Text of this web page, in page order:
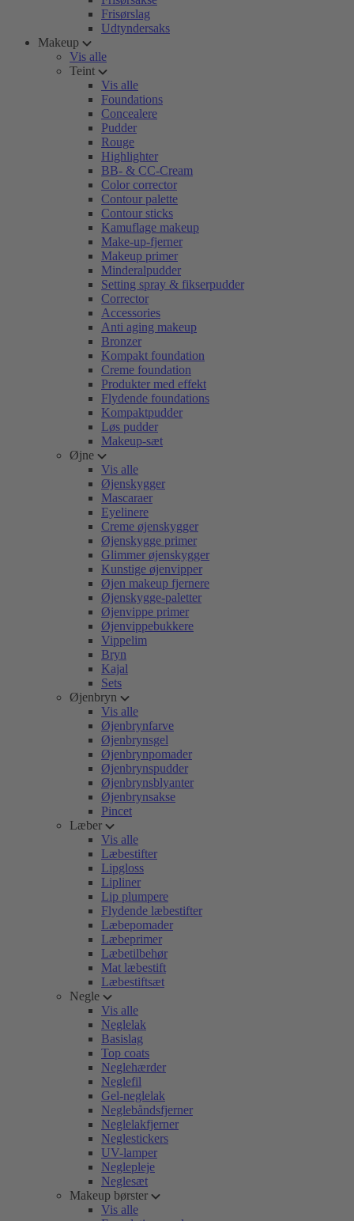
Frisørslag
Udtyndersaks
Makeup
Vis alle
Teint
Vis alle
Foundations
Concealere
Pudder
Rouge
Highlighter
BB- & CC-Cream
Color corrector
Contour palette
Contour sticks
Kamuflage makeup
Make-up-fjerner
Makeup primer
Minderalpudder
Setting spray & fikserpudder
Corrector
Accessories
Anti aging makeup
Bronzer
Kompakt foundation
Creme foundation
Produkter med effekt
Flydende foundations
Kompaktpudder
Løs pudder
Makeup-sæt
Øjne
Vis alle
Øjenskygger
Mascaraer
Eyelinere
Creme øjenskygger
Øjenskygge primer
Glimmer øjenskygger
Kunstige øjenvipper
Øjen makeup fjernere
Øjenskygge-paletter
Øjenvippe primer
Øjenvippebukkere
Vippelim
Bryn
Kajal
Sets
Øjenbryn
Vis alle
Øjenbrynfarve
Øjenbrynsgel
Øjenbrynpomader
Øjenbrynspudder
Øjenbrynsblyanter
Øjenbrynsakse
Pincet
Læber
Vis alle
Læbestifter
Lipgloss
Lipliner
Lip plumpere
Flydende læbestifter
Læbepomader
Læbeprimer
Læbetilbehør
Mat læbestift
Læbestiftsæt
Negle
Vis alle
Neglelak
Basislag
Top coats
Neglehærder
Neglefil
Gel-neglelak
Neglebåndsfjerner
Neglelakfjerner
Neglestickers
UV-lamper
Neglepleje
Neglesæt
Makeup børster
Vis alle